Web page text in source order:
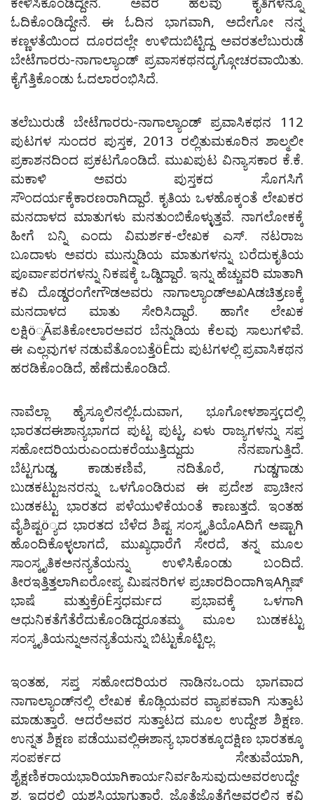
ಓದಿಕೊಂಡಿದ್ದೇನೆ. ಈ ಓದಿನ ಭಾಗವಾಗಿ, ಅದೇಗೋ ನನ್ನ
ಕಣ್ಣಳತೆಯಿಂದ ದೂರದಲ್ಲೇ ಉಳಿದುಬಿಟ್ಟಿದ್ದ ಅವರತಲೆಬುರುಡೆ
ಬೇಟೆಗಾರರು-ನಾಗಾಲ್ಯಾಂಡ್ ಪ್ರವಾಸಕಥನದೃಗ್ಗೋಚರವಾಯಿತು.
ಕೈಗೆತ್ತಿಕೊಂಡು ಓದಲಾರಂಭಿಸಿದೆ.
ತಲೆಬುರುಡೆ ಬೇಟೆಗಾರರು-ನಾಗಾಲ್ಯಾಂಡ್ ಪ್ರವಾಸಿಕಥನ 112
ಪುಟಗಳ ಸುಂದರ ಪುಸ್ತಕ, 2013 ರಲ್ಲಿತುಮಕೂರಿನ ಶಾಲ್ಮಲೀ
ಪ್ರಕಾಶನದಿಂದ ಪ್ರಕಟಗೊಂಡಿದೆ. ಮುಖಪುಟ ವಿನ್ಯಾಸಕಾರ ಕೆ.ಕೆ.
ಮಕಾಳಿ ಅವರು ಪುಸ್ತಕದ ಸೊಗಸಿಗೆ
ಸೌಂದರ್ಯಕ್ಕೆಕಾರಣರಾಗಿದ್ದಾರೆ. ಕೃತಿಯ ಒಳಹೊಕ್ಕಂತೆ ಲೇಖಕರ
ಮನದಾಳದ ಮಾತುಗಳು ಮನತುಂಬಿಕೊಳ್ಳುತ್ತವೆ. ನಾಗಲೋಕಕ್ಕೆ
ಹೀಗೆ ಬನ್ನಿ ಎಂದು ವಿಮರ್ಶಕ-ಲೇಖಕ ಎಸ್. ನಟರಾಜ
ಬೂದಾಳು ಅವರು ಮುನ್ನುಡಿಯ ಮಾತುಗಳನ್ನು ಬರೆದುಕೃತಿಯ
ಪೂರ್ವಾಪರಗಳನ್ನು ನಿಕಷಕ್ಕೆ ಒಡ್ಡಿದ್ದಾರೆ. ಇನ್ನು ಹೆಚ್ಚುವರಿ ಮಾತಾಗಿ
ಕವಿ ದೊಡ್ಡರಂಗೇಗೌಡಅವರು ನಾಗಾಲ್ಯಾಂಡ್‌ಅಖAಡಚಿತ್ರಣಕ್ಕೆ
ಮನದಾಳದ ಮಾತು ಸೇರಿಸಿದ್ದಾರೆ. ಹಾಗೇ ಲೇಖಕ
ಲಕ್ಷಿö್ಮÃಪತಿಕೋಲಾರಅವರ ಬೆನ್ನುಡಿಯ ಕೆಲವು ಸಾಲುಗಳಿವೆ.
ಈ ಎಲ್ಲವುಗಳ ನಡುವೆತೊಂಬತ್ತೆöÊದು ಪುಟಗಳಲ್ಲಿ ಪ್ರವಾಸಿಕಥನ
ಹರಡಿಕೊಂಡಿದೆ, ಹೆಣೆದುಕೊಂಡಿದೆ.
ನಾವೆಲ್ಲಾ ಹೈಸ್ಕೂಲಿನಲ್ಲಿಓದುವಾಗ, ಭೂಗೋಳಶಾಸ್ತçದಲ್ಲಿ
ಭಾರತದಈಶಾನ್ಯಭಾಗದ ಪುಟ್ಟ ಪುಟ್ಟ, ಏಳು ರಾಜ್ಯಗಳನ್ನು ಸಪ್ತ
ಸಹೋದರಿಯರುಎಂದುಕರೆಯುತ್ತಿದ್ದುದು ನೆನಪಾಗುತ್ತಿದೆ.
ಬೆಟ್ಟಗುಡ್ಡ, ಕಾಡುಕಣಿವೆ, ನದಿತೊರೆ, ಗುಡ್ಡಗಾಡು
ಬುಡಕಟ್ಟುಜನರನ್ನು ಒಳಗೊಂಡಿರುವ ಈ ಪ್ರದೇಶ ಪ್ರಾಚೀನ
ಬುಡಕಟ್ಟು ಭಾರತದ ಪಳೆಯುಳಿಕೆಯಂತೆ ಕಾಣುತ್ತದೆ. ಇಂತಹ
ವೈಶಿಷ್ಟö್ಯದ ಭಾರತದ ಬೆಳೆದ ಶಿಷ್ಟ ಸಂಸ್ಕೃತಿಯೊAದಿಗೆ ಅಷ್ಟಾಗಿ
ಹೊಂದಿಕೊಳ್ಳಲಾಗದೆ, ಮುಖ್ಯಧಾರೆಗೆ ಸೇರದೆ, ತನ್ನ ಮೂಲ
ಸಾಂಸ್ಕೃತಿಕಅನನ್ಯತೆಯನ್ನು ಉಳಿಸಿಕೊಂಡು ಬಂದಿದೆ.
ತೀರಇತ್ತಿತ್ತಲಾಗಿಐರೋಪ್ಯ ಮಿಷನರಿಗಳ ಪ್ರಚಾರದಿಂದಾಗಿಇAಗ್ಲಿಷ್
ಭಾಷೆ ಮತ್ತುಕ್ರೆöÊಸ್ತಧರ್ಮದ ಪ್ರಭಾವಕ್ಕೆ ಒಳಗಾಗಿ
ಆಧುನಿಕತೆಗೆತೆರೆದುಕೊಂಡಿದ್ದರೂತಮ್ಮ ಮೂಲ ಬುಡಕಟ್ಟು
ಸಂಸ್ಕೃತಿಯನ್ನುಅನನ್ಯತೆಯನ್ನು ಬಿಟ್ಟುಕೊಟ್ಟಿಲ್ಲ.
ಇಂತಹ, ಸಪ್ತ ಸಹೋದರಿಯರ ನಾಡಿನಒಂದು ಭಾಗವಾದ
ನಾಗಾಲ್ಯಾಂಡ್‌ನಲ್ಲಿ ಲೇಖಕ ಕೊಡ್ಲಿಯವರ ವ್ಯಾಪಕವಾಗಿ ಸುತ್ತಾಟ
ಮಾಡುತ್ತಾರೆ. ಆದರೆಅವರ ಸುತ್ತಾಟದ ಮೂಲ ಉದ್ದೇಶ ಶಿಕ್ಷಣ.
ಉನ್ನತ ಶಿಕ್ಷಣ ಪಡೆಯುವಲ್ಲಿಈಶಾನ್ಯ ಭಾರತಕ್ಕೂದಕ್ಷಿಣ ಭಾರತಕ್ಕೂ
ಸಂಪರ್ಕದ ಸೇತುವೆಯಾಗಿ,
ಶೈಕ್ಷಣಿಕರಾಯಭಾರಿಯಾಗಿಕಾರ್ಯನಿರ್ವಹಿಸುವುದುಅವರಉದ್ದೇ
ಶ. ಇದರಲ್ಲಿ ಯಶಸ್ವಿಯಾಗುತ್ತಾರೆ. ಜೊತೆಜೊತೆಗೆಅವರಲ್ಲಿನ ಕವಿ